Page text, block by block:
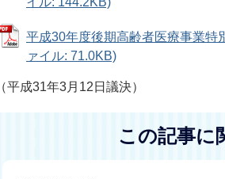
平成30年度後期高齢者医療事業特
ァイル: 71.0KB)
（平成31年3月12日議決）
この記事に